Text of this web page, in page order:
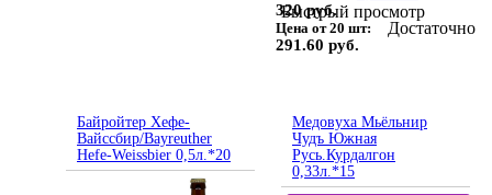
Быстрый просмотр
320 руб.
Цена от 20 шт:
291.60 руб.
Достаточно
Байройтер Хефе-
Вайссбир/Bayreuther
Hefe-Weissbier 0,5л.*20
Медовуха Мьёльнир
Чудъ Южная
Русь.Курдалгон
0,33л.*15